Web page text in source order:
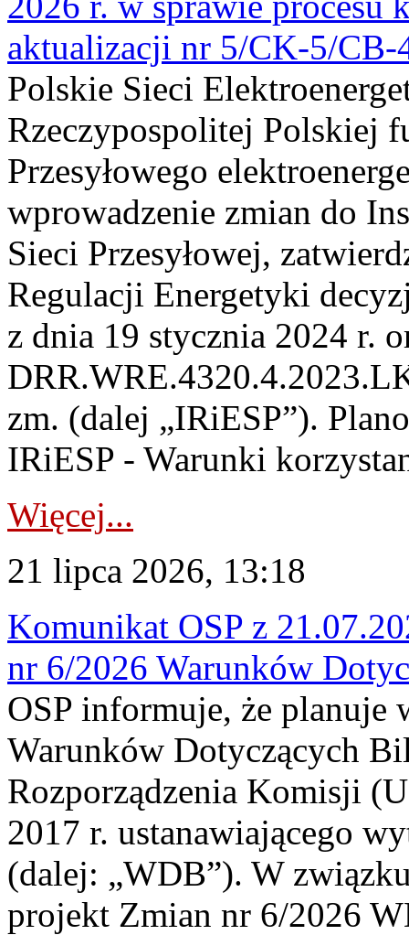
aktualizacji nr 5/CK-5/CB-
Polskie Sieci
Rzeczypospolitej Polskiej
Przesyłowego
wprowadzenie zmian do
Sieci Przesyłowej,
Regulacji Energetyki
z dnia 19 stycznia 2024 r.
zm. (dalej „IRiESP”).
IRiESP - Warunki
Więcej...
21 lipca 2026, 13:18
Komunikat OSP z
nr 6/2026 Warunków
OSP informuje, że planuje
Warunków Dotyczących
Rozporządzenia Komisji
2017 r. ustanawiającego
(dalej: „WDB”). W
projekt Zmian nr 6/2026